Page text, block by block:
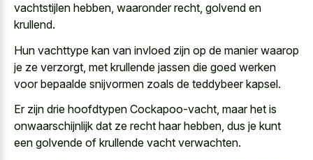
vachtstijlen hebben, waaronder recht, golvend en
krullend.
Hun vachttype kan van invloed zijn op de manier waarop
je ze verzorgt, met krullende jassen die goed werken
voorbepaalde snijvormen zoals de teddybeer kapsel.
Er zijn drie hoofdtypen Cockapoo-vacht, maar het is
onwaarschijnlijk dat ze recht haar hebben, dus je kunt
een golvende of krullende vacht verwachten.